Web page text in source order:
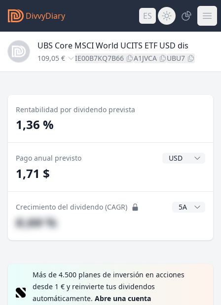
DivvyDiary ES
UBS Core MSCI World UCITS ETF USD dis
109,05 € IE00B7KQ7B66 A1JVCA UBU7
Rentabilidad por dividendo prevista
1,36 %
Pago anual previsto Divisa del
1,71 $
Crecimiento del dividendo (CAGR) Años CAGR
#,## %
Más de 4.500 planes de inversión en acciones
desde 1 € y reinvierte tus dividendos
automáticamente. Abre una cuenta